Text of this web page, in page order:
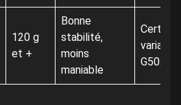
120 g
et +
Bonne
stabilité,
moins
maniable
G502